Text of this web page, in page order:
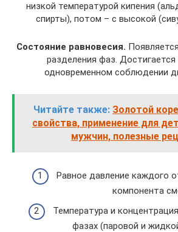
низкой температурой кипения
спирты), потом – с высокой
Состояние равновесия.
разделения фаз. Достигается
одновременном соблюдении
Читайте также: Золотой
свойства, применение для
мужчин, полезные
Равное давление каждого
компонента
Температура и
фазах (паровой и